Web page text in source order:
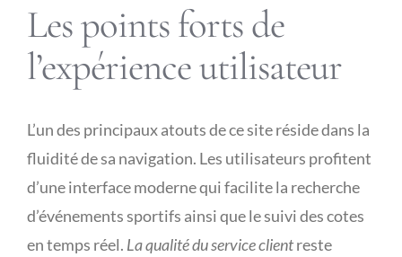
Ellen’s Journal
Les points forts de
l’expérience utilisateur
L’un des principaux atouts de ce site réside dans la
fluidité de sa navigation. Les utilisateurs profitent
d’une interface moderne qui facilite la recherche
d’événements sportifs ainsi que le suivi des cotes
en temps réel. La qualité du service clientreste